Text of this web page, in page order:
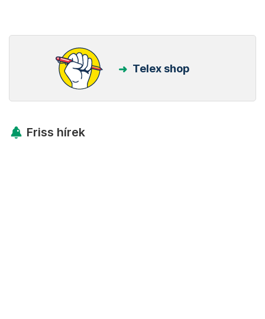
Telex shop
Friss hírek